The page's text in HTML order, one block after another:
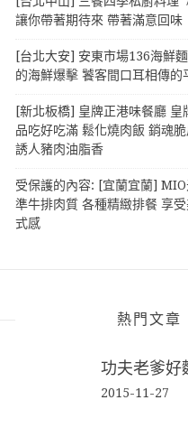
讓你帶著期待來 帶著滿意回味
[台北大安] 安東市場136海鮮
的海鮮爆擊 饕客間口耳相傳的
[新北板橋] 皇牌正港味餐廳 皇
品吃好吃滿 鬆化燒肉飯 銷魂
誘人豬肉油脂香
受保護的內容: [宜蘭宜蘭]
準牛排肉質 各種精緻排餐 享
式感
熱門文章
功夫老爹好
2015-11-27